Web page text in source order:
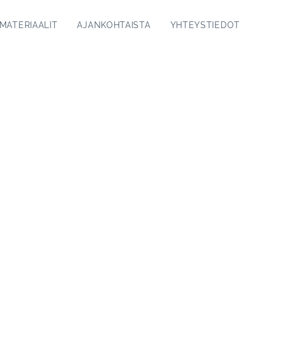
MATERIAALIT AJANKOHTAISTA YHTEYSTIEDOT